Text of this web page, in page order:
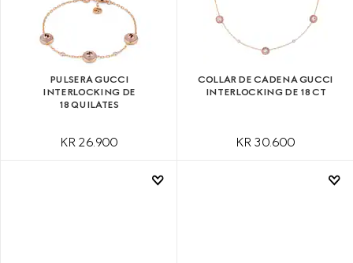
PULSERA GUCCI
INTERLOCKING DE
18 QUILATES
KR 26.900
COLLAR DE CADENA GUCCI
INTERLOCKING DE 18 CT
KR 30.600